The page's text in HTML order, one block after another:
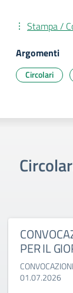
Stampa /
Argomenti
Circolari
PER IL
01.07.2026